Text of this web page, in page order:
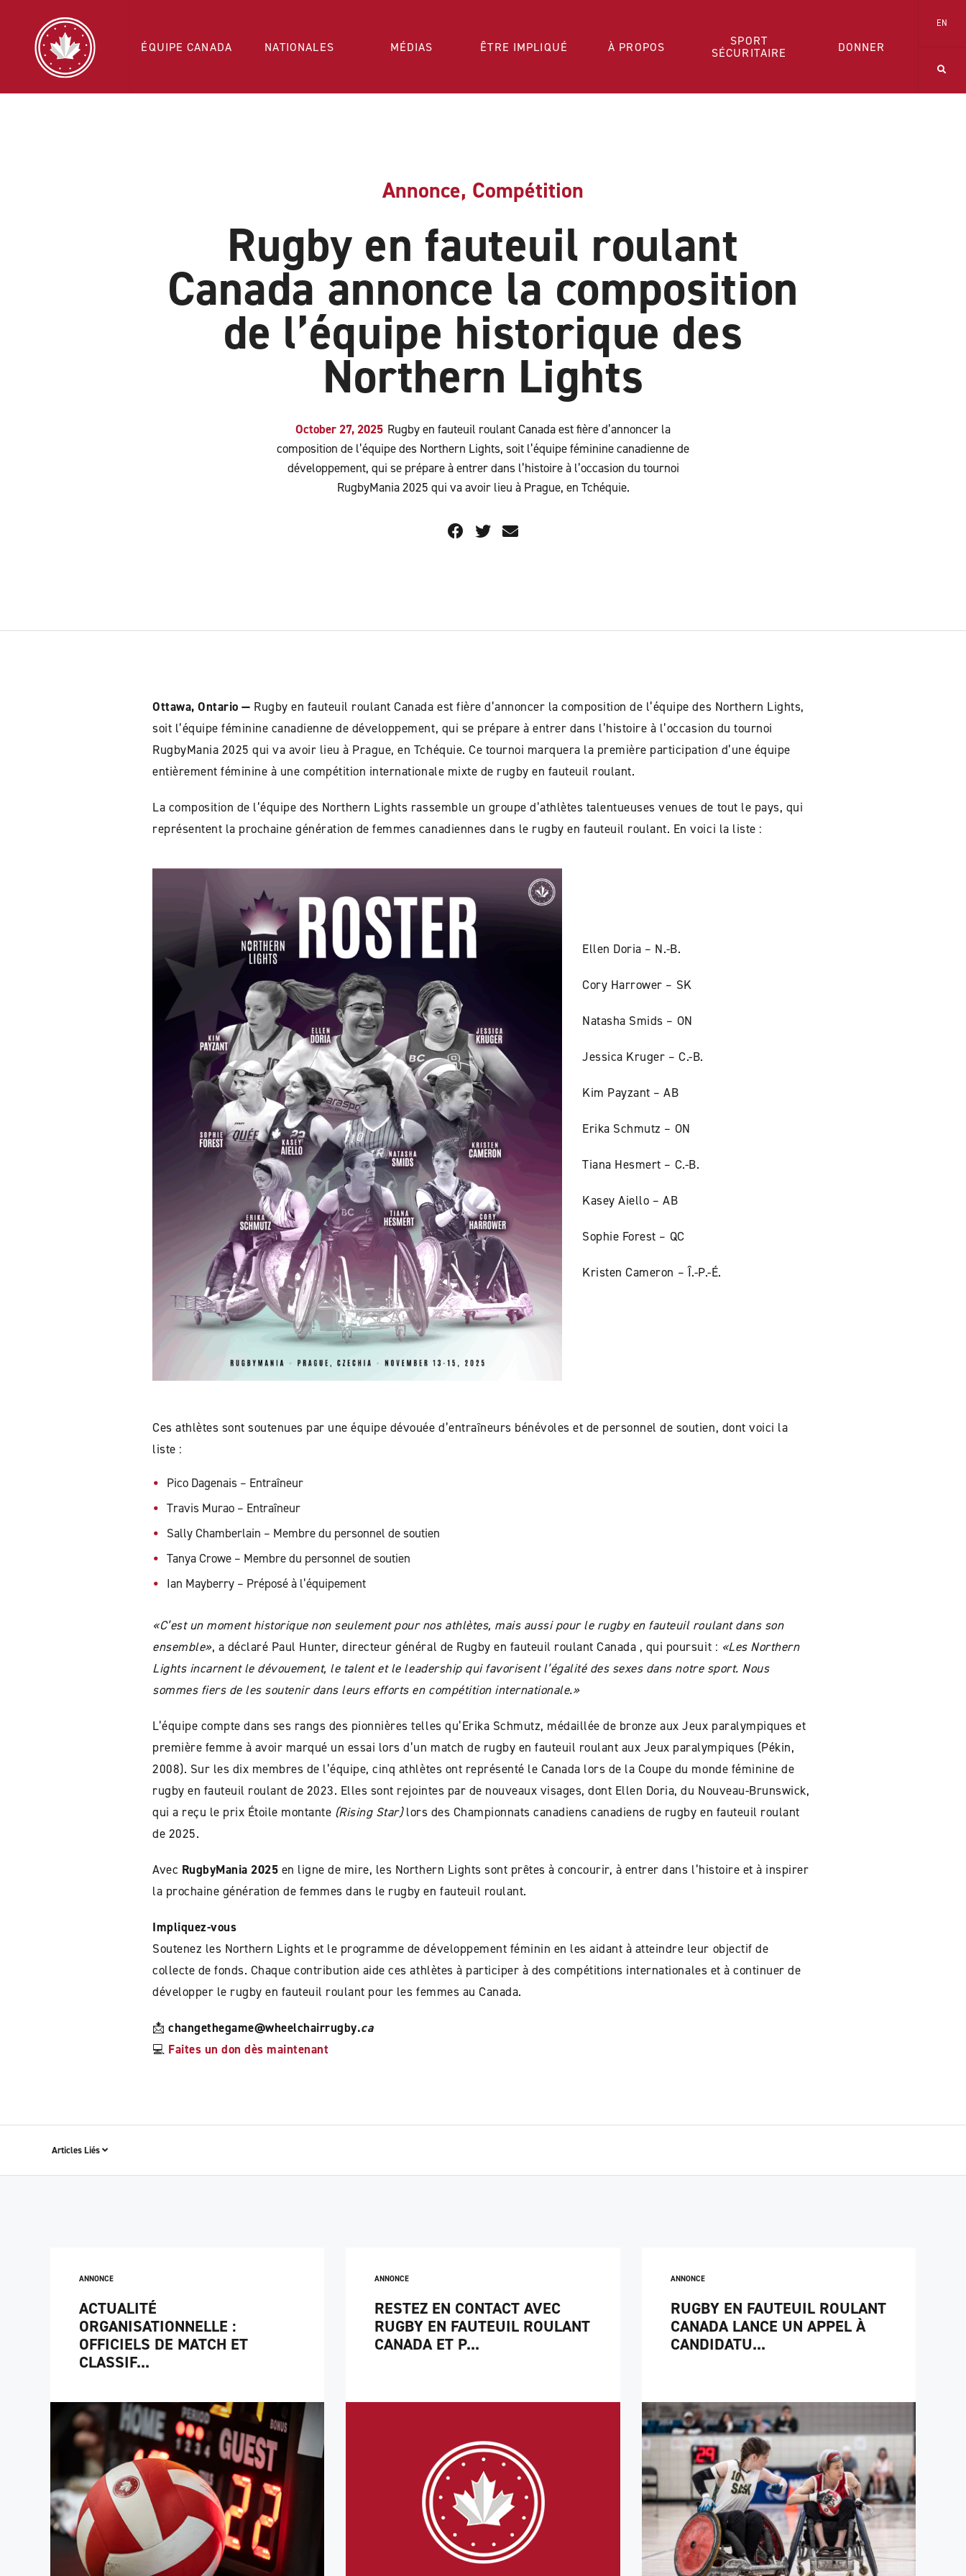
ÉQUIPE CANADA NATIONALES MÉDIAS ÊTRE IMPLIQUÉ À PROPOS
SPORT
SÉCURITAIRE
DONNER
EN
Annonce, Compétition
Rugby en fauteuil roulant
Canada annonce la composition
de l’équipe historique des
Northern Lights
October 27, 2025 Rugby en fauteuil roulant Canada est fière d’annoncer la
composition de l’équipe des Northern Lights, soit l’équipe féminine canadienne de
développement, qui se prépare à entrer dans l’histoire à l’occasion du tournoi
RugbyMania 2025 qui va avoir lieu à Prague, en Tchéquie.
Ottawa, Ontario — Rugby en fauteuil roulant Canada est fière d’annoncer la composition de l’équipe des Northern Lights,
soit l’équipe féminine canadienne de développement, qui se prépare à entrer dans l’histoire à l’occasion du tournoi
RugbyMania 2025 qui va avoir lieu à Prague, en Tchéquie. Ce tournoi marquera la première participation d’une équipe
entièrement féminine à une compétition internationale mixte de rugby en fauteuil roulant.
La composition de l’équipe des Northern Lights rassemble un groupe d’athlètes talentueuses venues de tout le pays, qui
représentent la prochaine génération de femmes canadiennes dans le rugby en fauteuil roulant. En voici la liste :
Ellen Doria – N.-B.
Cory Harrower – SK
Natasha Smids – ON
Jessica Kruger – C.-B.
Kim Payzant – AB
Erika Schmutz – ON
Tiana Hesmert – C.-B.
Kasey Aiello – AB
Sophie Forest – QC
Kristen Cameron – Î.-P.-É.
Ces athlètes sont soutenues par une équipe dévouée d’entraîneurs bénévoles et de personnel de soutien, dont voici la
liste :
Pico Dagenais – Entraîneur
Travis Murao – Entraîneur
Sally Chamberlain – Membre du personnel de soutien
Tanya Crowe – Membre du personnel de soutien
Ian Mayberry – Préposé à l’équipement
«C’est un moment historique non seulement pour nos athlètes, mais aussi pour le rugby en fauteuil roulant dans son
ensemble», a déclaré Paul Hunter, directeur général de Rugby en fauteuil roulant Canada , qui poursuit : «Les Northern
Lights incarnent le dévouement, le talent et le leadership qui favorisent l’égalité des sexes dans notre sport. Nous
sommes fiers de les soutenir dans leurs efforts en compétition internationale.»
L’équipe compte dans ses rangs des pionnières telles qu’Erika Schmutz, médaillée de bronze aux Jeux paralympiques et
première femme à avoir marqué un essai lors d’un match de rugby en fauteuil roulant aux Jeux paralympiques (Pékin,
2008). Sur les dix membres de l’équipe, cinq athlètes ont représenté le Canada lors de la Coupe du monde féminine de
rugby en fauteuil roulant de 2023. Elles sont rejointes par de nouveaux visages, dont Ellen Doria, du Nouveau-Brunswick,
qui a reçu le prix Étoile montante (Rising Star)lors des Championnats canadiens canadiens de rugby en fauteuil roulant
de 2025.
Avec RugbyMania 2025 en ligne de mire, les Northern Lights sont prêtes à concourir, à entrer dans l’histoire et à inspirer
la prochaine génération de femmes dans le rugby en fauteuil roulant.
Impliquez-vous
Soutenez les Northern Lights et le programme de développement féminin en les aidant à atteindre leur objectif de
collecte de fonds. Chaque contribution aide ces athlètes à participer à des compétitions internationales et à continuer de
développer le rugby en fauteuil roulant pour les femmes au Canada.
📩changethegame@wheelchairrugby.ca
💻 Faites un don dès maintenant
Articles Liés
ANNONCE
ACTUALITÉ
ORGANISATIONNELLE :
OFFICIELS DE MATCH ET
CLASSIF...
ANNONCE
RESTEZ EN CONTACT AVEC
RUGBY EN FAUTEUIL ROULANT
CANADA ET P...
ANNONCE
RUGBY EN FAUTEUIL ROULANT
CANADA LANCE UN APPEL À
CANDIDATU...